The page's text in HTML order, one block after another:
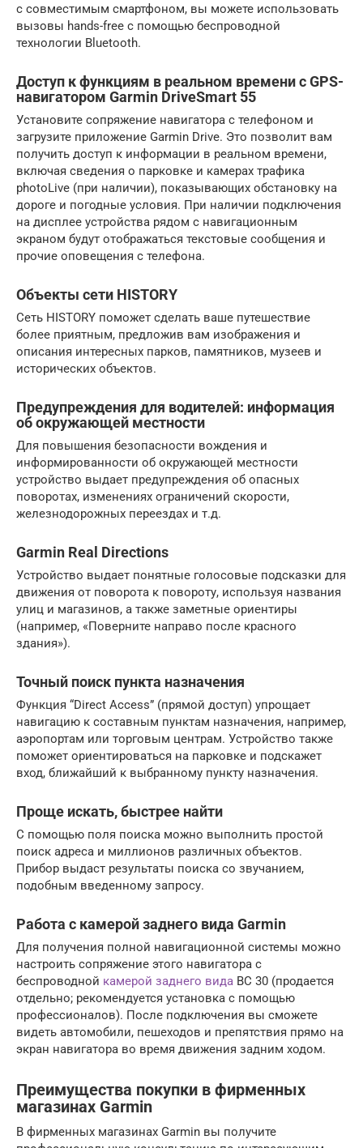
с совместимым смартфоном, вы можете использовать
вызовы hands-free с помощью беспроводной
технологии Bluetooth.
Доступ к функциям в реальном времени с GPS-
навигатором Garmin DriveSmart 55
Установите сопряжение навигатора с телефоном и
загрузите приложение Garmin Drive. Это позволит вам
получить доступ к информации в реальном времени,
включая сведения о парковке и камерах трафика
photoLive (при наличии), показывающих обстановку на
дороге и погодные условия. При наличии подключения
на дисплее устройства рядом с навигационным
экраном будут отображаться текстовые сообщения и
прочие оповещения с телефона.
Объекты сети HISTORY
Сеть HISTORY поможет сделать ваше путешествие
более приятным, предложив вам изображения и
описания интересных парков, памятников, музеев и
исторических объектов.
Предупреждения для водителей: информация
об окружающей местности
Для повышения безопасности вождения и
информированности об окружающей местности
устройство выдает предупреждения об опасных
поворотах, изменениях ограничений скорости,
железнодорожных переездах и т.д.
Garmin Real Directions
Устройство выдает понятные голосовые подсказки для
движения от поворота к повороту, используя названия
улиц и магазинов, а также заметные ориентиры
(например, «Поверните направо после красного
здания»).
Точный поиск пункта назначения
Функция “Direct Access” (прямой доступ) упрощает
навигацию к составным пунктам назначения, например,
аэропортам или торговым центрам. Устройство также
поможет ориентироваться на парковке и подскажет
вход, ближайший к выбранному пункту назначения.
Проще искать, быстрее найти
С помощью поля поиска можно выполнить простой
поиск адреса и миллионов различных объектов.
Прибор выдаст результаты поиска со звучанием,
подобным введенному запросу.
Работа с камерой заднего вида Garmin
Для получения полной навигационной системы можно
настроить сопряжение этого навигатора с
беспроводной камерой заднего вида BC 30 (продается
отдельно; рекомендуется установка с помощью
профессионалов). После подключения вы сможете
видеть автомобили, пешеходов и препятствия прямо на
экран навигатора во время движения задним ходом.
Преимущества покупки в фирменных
магазинах Garmin
В фирменных магазинах Garmin вы получите